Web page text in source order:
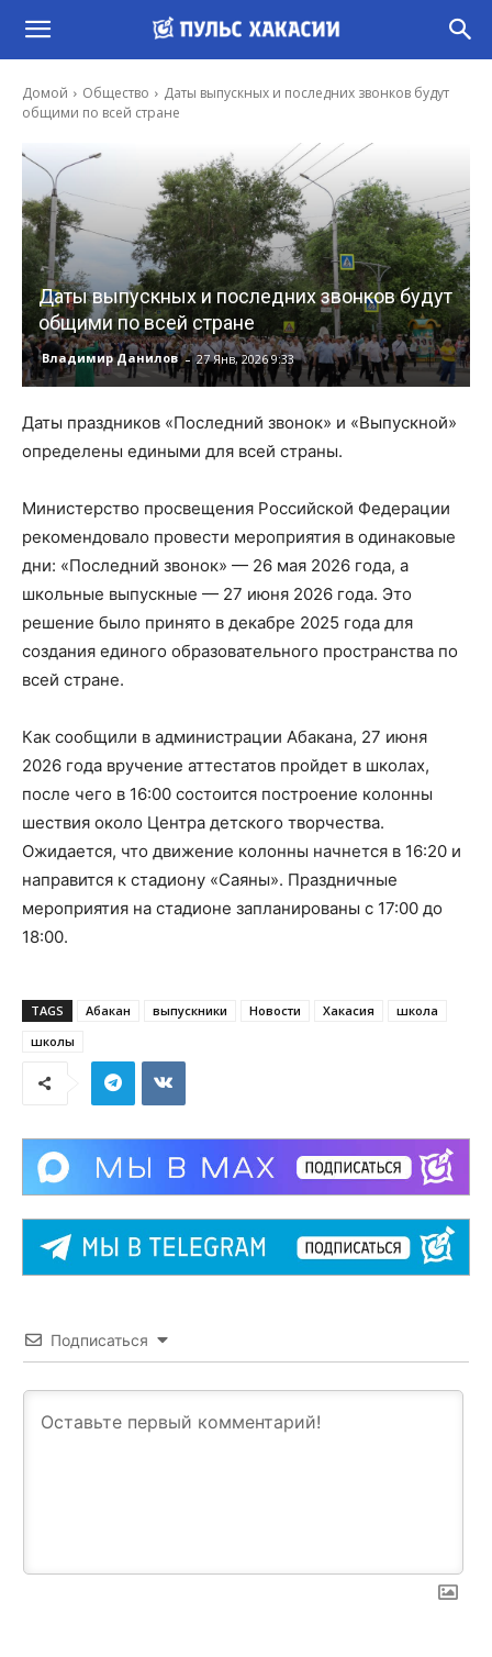
Домой Общество
Даты выпускных и последних звонков будут
общими по всей стране
Даты выпускных и последних звонков будут
общими по всей стране
Владимир Данилов - 27 Янв, 2026 9:33
Даты праздников «Последний звонок» и «Выпускной»
определены едиными для всей страны.
Министерство просвещения Российской Федерации
рекомендовало провести мероприятия в одинаковые
дни: «Последний звонок» — 26 мая 2026 года, а
школьные выпускные — 27 июня 2026 года. Это
решение было принято в декабре 2025 года для
создания единого образовательного пространства по
всей стране.
Как сообщили в администрации Абакана, 27 июня
2026 года вручение аттестатов пройдет в школах,
после чего в 16:00 состоится построение колонны
шествия около Центра детского творчества.
Ожидается, что движение колонны начнется в 16:20 и
направится к стадиону «Саяны». Праздничные
мероприятия на стадионе запланированы с 17:00 до
18:00.
TAGS Абакан выпускники Новости Хакасия
школа
школы
Подписаться